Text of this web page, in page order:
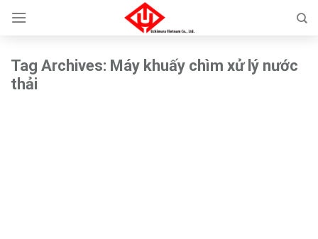
Tag Archives: Máy khuấy chìm xử lý nước
thải